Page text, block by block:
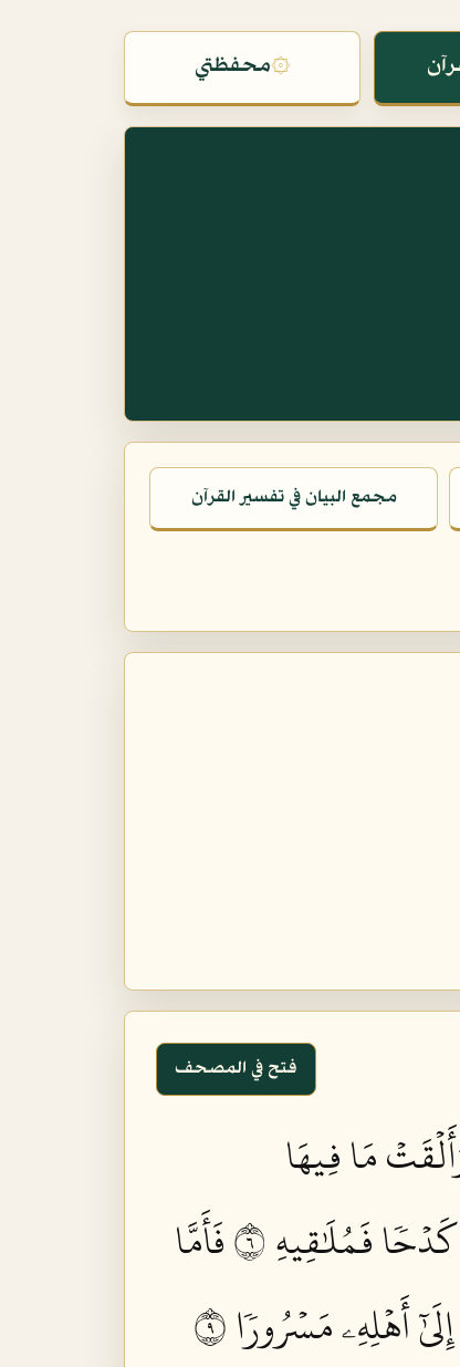
۞محفظتي
مجمع البيان في تفسير القرآن
فتح في المصحف
مَا فِيهَا
فَمُلَٰقِيهِ ٦
فَأَمَّا
أَهۡلِهِۦ مَسۡرُورٗا ٩